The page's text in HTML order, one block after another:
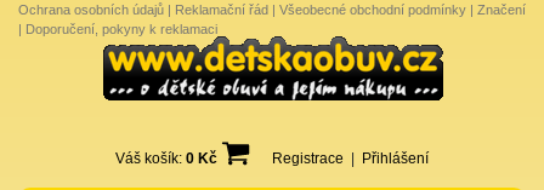
Ochrana osobních údajů | Reklamační řád | Všeobecné obchodní podmínky | Značení
| Doporučení, pokyny k reklamaci
Váš košík: 0 Kč Registrace Přihlášení